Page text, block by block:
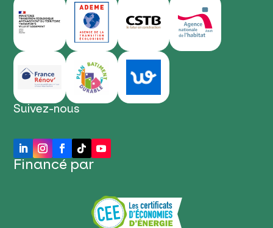
Suivez-nous
Financé par